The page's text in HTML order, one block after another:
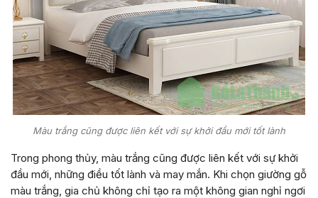
Màu trắng cũng được liên kết với sự khởi đầu mới tốt lành
Trong phong thủy, màu trắng cũng được liên kết với sự khởi
đầu mới, những điều tốt lành và may mắn. Khi chọn giường gỗ
màu trắng, gia chủ không chỉ tạo ra một không gian nghỉ ngơi